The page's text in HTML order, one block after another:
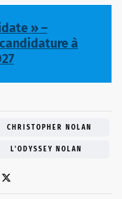
» –
à
CHRISTOPHER NOLAN
L'ODYSSEY NOLAN